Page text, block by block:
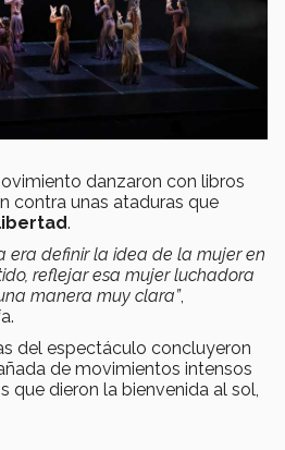
danzaron con libros
contra unas ataduras que
.
era definir la idea de la mujer en
reflejar esa mujer luchadora
manera muy clara”,
del espectáculo concluyeron
de movimientos intensos
que dieron la bienvenida al sol,